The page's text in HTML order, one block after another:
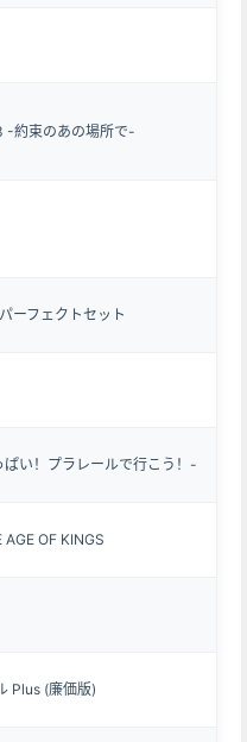
-約束のあの場所で-
ーフェクトセット
い！プラレールで行こう！-
OF KINGS
Plus (廉価版)